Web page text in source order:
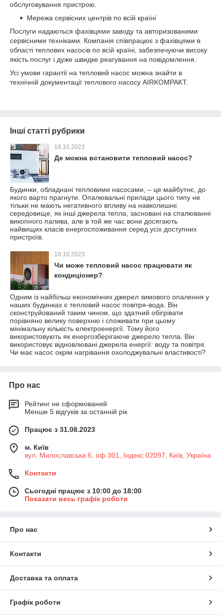
обслуговування пристрою.
Мережа сервісних центрів по всій країні
Послуги надаються фахівцями заводу та авторизованими
сервісними техніками. Компанія співпрацює з фахівцями в
області теплових насосів по всій країні, забезпечуючи високу
якість послуг і дуже швидке реагування на повідомлення.
Усі умови гарантії на тепловий насос можна знайти в
технічній документації теплового насосу AIRKOMPAKT.
Інші статті рубрики
18.10.2023
Де можна встановити тепловий насос?
Будинки, обладнані тепловими насосами, – це майбутнє, до
якого варто прагнути. Опалювальні прилади цього типу не
тільки не мають негативного впливу на навколишнє
середовище, як інші джерела тепла, засновані на спалюванні
викопного палива, але в той же час вони досягають
найвищих класів енергоспоживання серед усіх доступних
пристроїв.
18.10.2023
Чи може тепловий насос працювати як
кондиціонер?
Одним із найбільш економічних джерел зимового опалення у
наших будинках є тепловий насос повітря-вода. Він
сконструйований таким чином, що здатний обігрівати
порівняно велику поверхню і споживати при цьому
мінімальну кількість електроенергії. Тому його
використовують як енергозберігаюче джерело тепла. Він
використовує відновлювані джерела енергії: воду та повітря.
Чи має насос окрім нагрівання охолоджувальні властивості?
Про нас
Рейтинг не сформований
Менше 5 відгуків за останній рік
Працює з 31.08.2023
м. Київ
вул. Милославська 6, оф 301, Індекс 02097, Київ, Україна
Контакти
Сьогодні працює з 10:00 до 18:00
Показати весь графік роботи
Про нас
Контакти
Доставка та оплата
Графік роботи